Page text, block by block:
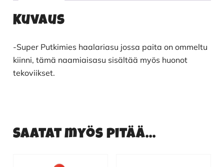
Kuvaus
-Super Putkimies haalariasu jossa paita on ommeltu
kiinni, tämä naamiaisasu sisältää myös huonot
tekoviikset.
Saatat myös pitää...